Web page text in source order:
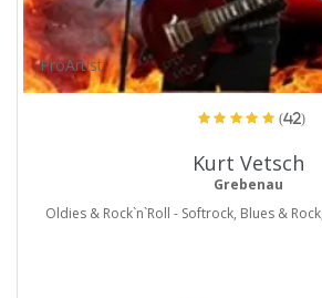
ProArtist
(42)
Kurt Vetsch
Grebenau
Oldies & Rock`n`Roll - Softrock, Blues &